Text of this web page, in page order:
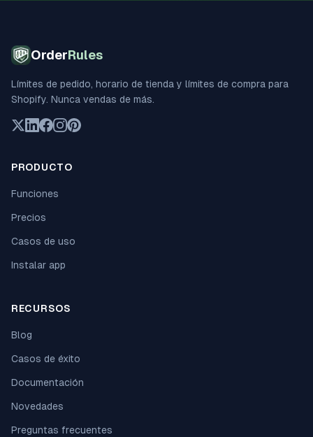
OrderRules
Límites de pedido, horario de tienda y límites de compra para
Shopify. Nunca vendas de más.
PRODUCTO
Funciones
Precios
Casos de uso
Instalar app
RECURSOS
Blog
Casos de éxito
Documentación
Novedades
Preguntas frecuentes